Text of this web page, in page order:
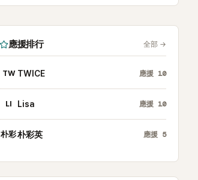
應援排行 全部 →
TW TWICE 應援 10
LI Lisa 應援 10
朴彩朴彩英 應援 5